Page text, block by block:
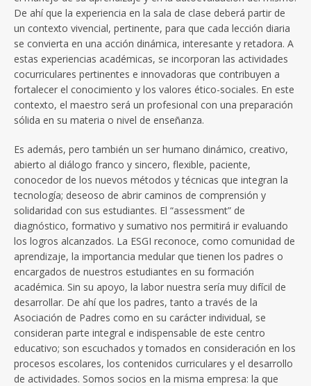
De ahí que la experiencia en la sala de clase deberá partir de
un contexto vivencial, pertinente, para que cada lección diaria
se convierta en una acción dinámica, interesante y retadora. A
estas experiencias académicas, se incorporan las actividades
cocurriculares pertinentes e innovadoras que contribuyen a
fortalecer el conocimiento y los valores ético-sociales. En este
contexto, el maestro será un profesional con una preparación
sólida en su materia o nivel de enseñanza.
Es además, pero también un ser humano dinámico, creativo,
abierto al diálogo franco y sincero, flexible, paciente,
conocedor de los nuevos métodos y técnicas que integran la
tecnología; deseoso de abrir caminos de comprensión y
solidaridad con sus estudiantes. El “assessment” de
diagnóstico, formativo y sumativo nos permitirá ir evaluando
los logros alcanzados. La ESGI reconoce, como comunidad de
aprendizaje, la importancia medular que tienen los padres o
encargados de nuestros estudiantes en su formación
académica. Sin su apoyo, la labor nuestra sería muy difícil de
desarrollar. De ahí que los padres, tanto a través de la
Asociación de Padres como en su carácter individual, se
consideran parte integral e indispensable de este centro
educativo; son escuchados y tomados en consideración en los
procesos escolares, los contenidos curriculares y el desarrollo
de actividades. Somos socios en la misma empresa: la que